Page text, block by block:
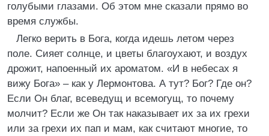
голубыми глазами. Об этом мне сказали прямо во
время службы.
Легко верить в Бога, когда идешь летом через
поле. Сияет солнце, и цветы благоухают, и воздух
дрожит, напоенный их ароматом. «И в небесах я
вижу Бога» – как у Лермонтова. А тут? Бог? Где он?
Если Он благ, всеведущ и всемогущ, то почему
молчит? Если же Он так наказывает их за их грехи
или за грехи их пап и мам, как считают многие, то